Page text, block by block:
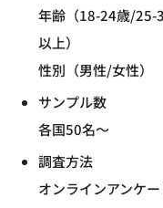
年齢（18-24歳/
以上）
性別（男性/女性）
サンプル数
各国50名～
調査方法
オンラインアンケ